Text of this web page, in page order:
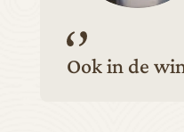
Ook in de